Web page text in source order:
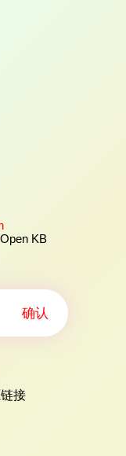
KB
确认
接